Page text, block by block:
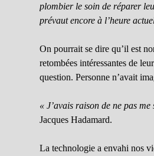
plombier le soin de réparer
prévaut encore à l’heure
On pourrait se dire qu’il est
retombées intéressantes de
question. Personne n’avait
« J’avais raison de ne pas
Jacques Hadamard.
La technologie a envahi nos